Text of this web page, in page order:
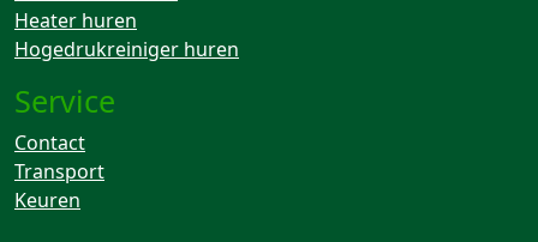
Heater huren
Hogedrukreiniger huren
Service
Contact
Transport
Keuren